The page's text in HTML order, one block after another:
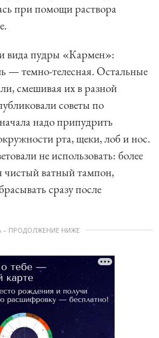
при помощи раствора
вида пудры «Кармен»:
— темно-телесная. Остальные
смешивая их в разной
советы по
надо припудрить
рта, щеки, лоб и нос.
не использовать: более
чистый ватный тампон,
сразу после
– ПРОДОЛЖЕНИЕ НИЖЕ